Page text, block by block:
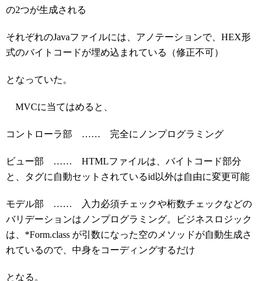
の2つが生成される
それぞれのJavaファイルには、アノテーションで、HEX形
式のバイトコードが埋め込まれている（修正不可）
となっていた。
MVCに当てはめると、
コントローラ部 …… 完全にノンプログラミング
ビュー部 …… HTMLファイルは、バイトコード部分
と、タグに自動セットされているid以外は自由に変更可能
モデル部 …… 入力必須チェックや桁数チェックなどの
バリデーションはノンプログラミング。ビジネスロジック
は、*Form.class が引数になった空のメソッドが自動生成さ
れているので、中身をコーディングするだけ
となる。